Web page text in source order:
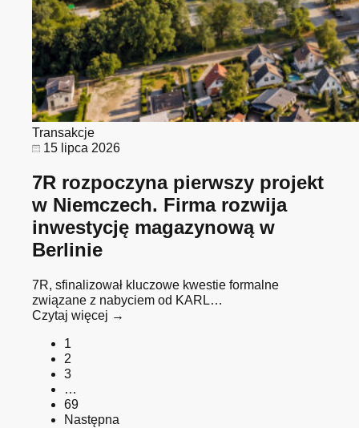
Transakcje
15 lipca 2026
7R rozpoczyna pierwszy projekt
w Niemczech. Firma rozwija
inwestycję magazynową w
Berlinie
7R, sfinalizował kluczowe kwestie formalne
związane z nabyciem od KARL…
Czytaj więcej →
1
2
3
…
69
Następna